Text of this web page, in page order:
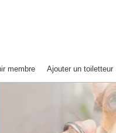
membre Ajouter un toiletteur